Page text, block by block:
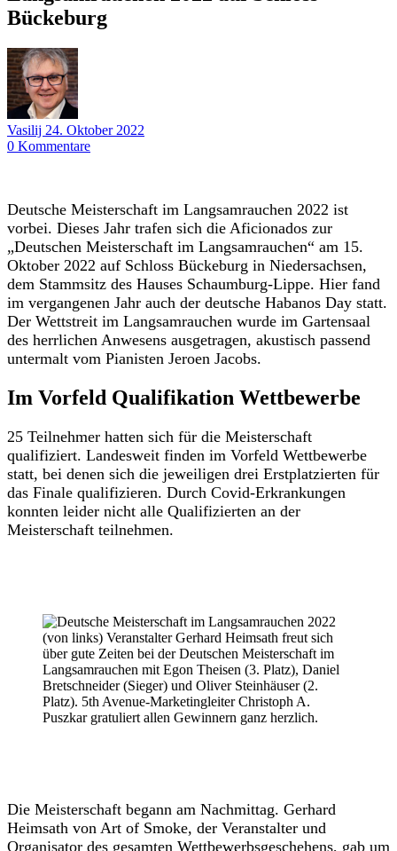
Bückeburg
Vasilij 24. Oktober 2022
0 Kommentare
Deutsche Meisterschaft im Langsamrauchen 2022 ist
vorbei. Dieses Jahr trafen sich die Aficionados zur
„Deutschen Meisterschaft im Langsamrauchen“ am 15.
Oktober 2022 auf Schloss Bückeburg in Niedersachsen,
dem Stammsitz des Hauses Schaumburg-Lippe. Hier fand
im vergangenen Jahr auch der deutsche Habanos Day statt.
Der Wettstreit im Langsamrauchen wurde im Gartensaal
des herrlichen Anwesens ausgetragen, akustisch passend
untermalt vom Pianisten Jeroen Jacobs.
Im Vorfeld Qualifikation Wettbewerbe
25 Teilnehmer hatten sich für die Meisterschaft
qualifiziert. Landesweit finden im Vorfeld Wettbewerbe
statt, bei denen sich die jeweiligen drei Erstplatzierten für
das Finale qualifizieren. Durch Covid-Erkrankungen
konnten leider nicht alle Qualifizierten an der
Meisterschaft teilnehmen.
(von links) Veranstalter Gerhard Heimsath freut sich
über gute Zeiten bei der Deutschen Meisterschaft im
Langsamrauchen mit Egon Theisen (3. Platz), Daniel
Bretschneider (Sieger) und Oliver Steinhäuser (2.
Platz). 5th Avenue-Marketingleiter Christoph A.
Puszkar gratuliert allen Gewinnern ganz herzlich.
Die Meisterschaft begann am Nachmittag. Gerhard
Heimsath von Art of Smoke, der Veranstalter und
Organisator des gesamten Wettbewerbsgeschehens, gab um